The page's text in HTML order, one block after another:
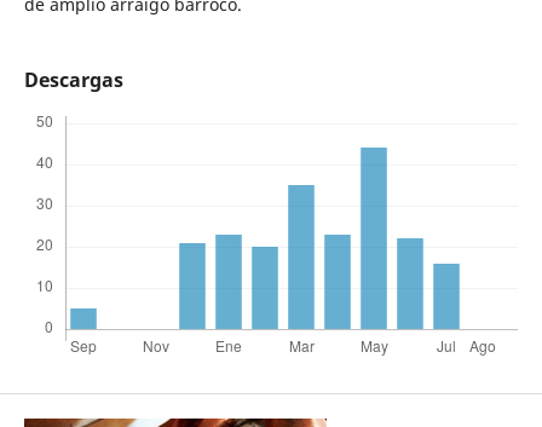
de amplio arraigo barroco.
Descargas